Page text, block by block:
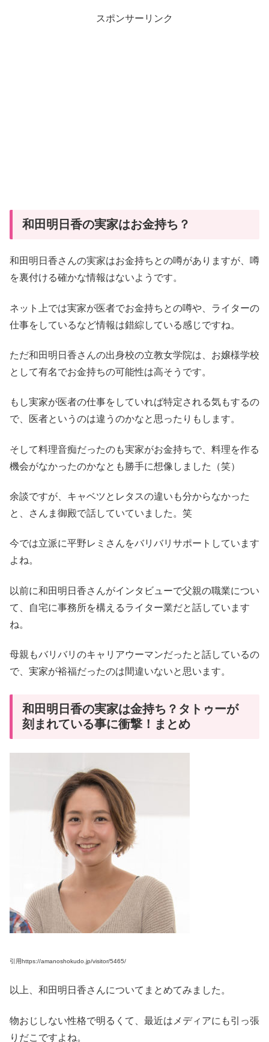
スポンサーリンク
和田明日香の実家はお金持ち？
和田明日香さんの実家はお金持ちとの噂がありますが、噂
を裏付ける確かな情報はないようです。
ネット上では実家が医者でお金持ちとの噂や、ライターの
仕事をしているなど情報は錯綜している感じですね。
ただ和田明日香さんの出身校の立教女学院は、お嬢様学校
として有名でお金持ちの可能性は高そうです。
もし実家が医者の仕事をしていれば特定される気もするの
で、医者というのは違うのかなと思ったりもします。
そして料理音痴だったのも実家がお金持ちで、料理を作る
機会がなかったのかなとも勝手に想像しました（笑）
余談ですが、キャベツとレタスの違いも分からなかった
と、さんま御殿で話していていました。笑
今では立派に平野レミさんをバリバリサポートしています
よね。
以前に和田明日香さんがインタビューで父親の職業につい
て、自宅に事務所を構えるライター業だと話しています
ね。
母親もバリバリのキャリアウーマンだったと話しているの
で、実家が裕福だったのは間違いないと思います。
和田明日香の実家は金持ち？タトゥーが
刻まれている事に衝撃！まとめ
引用https://amanoshokudo.jp/visitor/5465/
以上、和田明日香さんについてまとめてみました。
物おじしない性格で明るくて、最近はメディアにも引っ張
りだこですよね。